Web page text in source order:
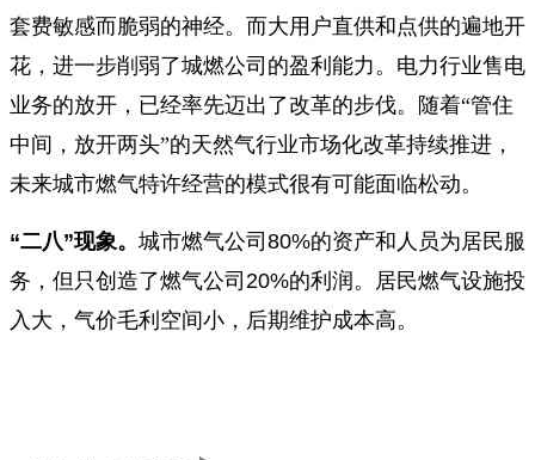
套费敏感而脆弱的神经。而大用户直供和点供的遍地开
花，进一步削弱了城燃公司的盈利能力。电力行业售电
业务的放开，已经率先迈出了改革的步伐。随着“管住
中间，放开两头”的天然气行业市场化改革持续推进，
未来城市燃气特许经营的模式很有可能面临松动。
“二八”现象。 城市燃气公司 80%的资产和人员为居民服
务，但只创造了燃气公司 20%的利润。居民燃气设施投
入大，气价毛利空间小，后期维护成本高。